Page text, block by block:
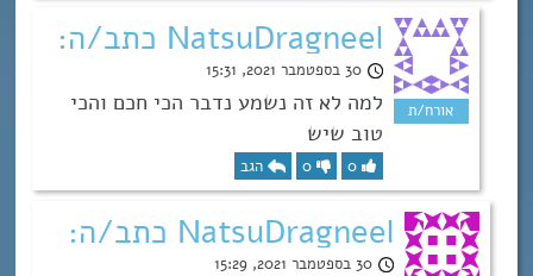
NatsuDragneel כתב/ה:
30 בספטמבר 2021, 15:31
למה לא זה נשמע נדבר הכי חכם והכי
טוב שיש
0
0 הגב
NatsuDragneel כתב/ה:
30 בספטמבר 2021, 15:29